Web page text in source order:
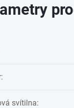
:
svítilna: